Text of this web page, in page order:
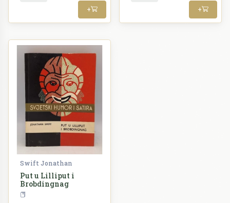
+ +
Swift Jonathan
Put u Lilliput i
Brobdingnag